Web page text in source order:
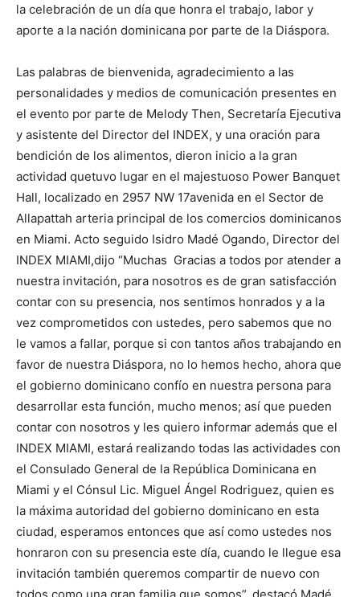
la celebración de un día que honra el trabajo, labor y
aporte a la nación dominicana por parte de la Diáspora.
Las palabras de bienvenida, agradecimiento a las
personalidades y medios de comunicación presentes en
el evento por parte de Melody Then, Secretaría Ejecutiva
y asistente del Director del INDEX, y una oración para
bendición de los alimentos, dieron inicio a la gran
actividad quetuvo lugar en el majestuoso Power Banquet
Hall, localizado en 2957 NW 17avenida en el Sector de
Allapattah arteria principal de los comercios dominicanos
en Miami. Acto seguido Isidro Madé Ogando, Director del
INDEX MIAMI,dijo “Muchas Gracias a todos por atender a
nuestra invitación, para nosotros es de gran satisfacción
contar con su presencia, nos sentimos honrados y a la
vez comprometidos con ustedes, pero sabemos que no
le vamos a fallar, porque si con tantos años trabajando en
favor de nuestra Diáspora, no lo hemos hecho, ahora que
el gobierno dominicano confío en nuestra persona para
desarrollar esta función, mucho menos; así que pueden
contar con nosotros y les quiero informar además que el
INDEX MIAMI, estará realizando todas las actividades con
el Consulado General de la República Dominicana en
Miami y el Cónsul Lic. Miguel Ángel Rodriguez, quien es
la máxima autoridad del gobierno dominicano en esta
ciudad, esperamos entonces que así como ustedes nos
honraron con su presencia este día, cuando le llegue esa
invitación también queremos compartir de nuevo con